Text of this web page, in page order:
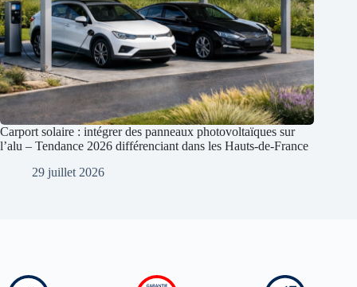
Carport solaire : intégrer des panneaux photovoltaïques sur
l’alu – Tendance 2026 différenciant dans les Hauts-de-France
29 juillet 2026